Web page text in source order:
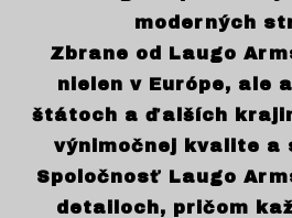
moderných
Zbrane od Laugo
nielen v Európe, ale
štátoch a ďalších
výnimočnej kvalite a
Spoločnosť Laugo
detailoch, pričom